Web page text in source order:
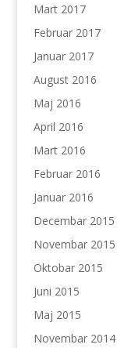
Mart 2017
Februar 2017
Januar 2017
August 2016
Maj 2016
April 2016
Mart 2016
Februar 2016
Januar 2016
Decembar 2015
Novembar 2015
Oktobar 2015
Juni 2015
Maj 2015
Novembar 2014